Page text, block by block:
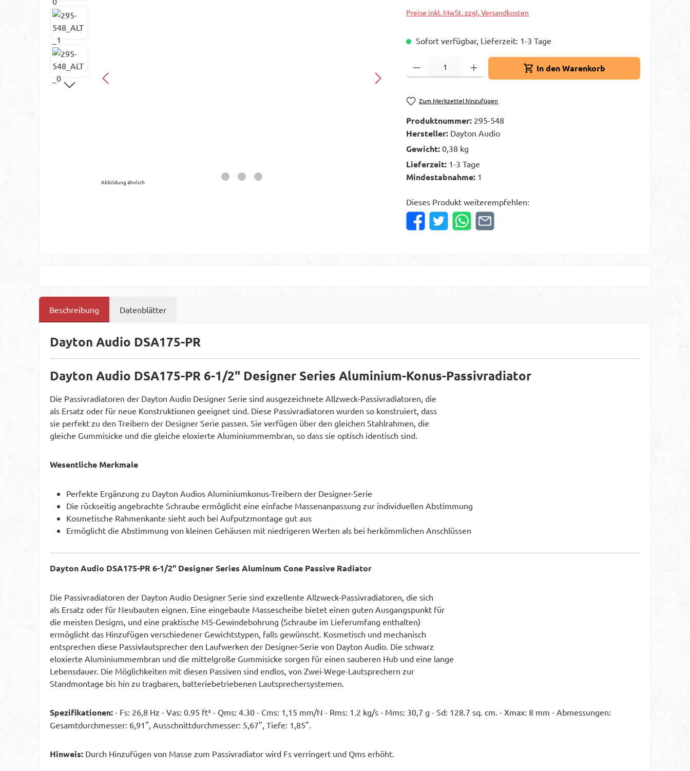
Abbildung ähnlich
Preise inkl. MwSt. zzgl. Versandkosten
Sofort verfügbar, Lieferzeit: 1-3 Tage
Produkt Anzahl: Gib den gewünschten Wert ein oder benutze die Schaltflächen um die
In den Warenkorb
Zum Merkzettel hinzufügen
Produktnummer: 295-548
Hersteller: Dayton Audio
Gewicht:0,38 kg
Lieferzeit: 1-3 Tage
Mindestabnahme: 1
Dieses Produkt weiterempfehlen:
Beschreibung Datenblätter
Dayton Audio DSA175-PR
Dayton Audio DSA175-PR 6-1/2" Designer Series Aluminium-Konus-Passivradiator
Die Passivradiatoren der Dayton Audio Designer Serie sind ausgezeichnete Allzweck-Passivradiatoren, die
als Ersatz oder für neue Konstruktionen geeignet sind. Diese Passivradiatoren wurden so konstruiert, dass
sie perfekt zu den Treibern der Designer Serie passen. Sie verfügen über den gleichen Stahlrahmen, die
gleiche Gummisicke und die gleiche eloxierte Aluminiummembran, so dass sie optisch identisch sind.
Wesentliche Merkmale
Perfekte Ergänzung zu Dayton Audios Aluminiumkonus-Treibern der Designer-Serie
Die rückseitig angebrachte Schraube ermöglicht eine einfache Massenanpassung zur individuellen Abstimmung
Kosmetische Rahmenkante sieht auch bei Aufputzmontage gut aus
Ermöglicht die Abstimmung von kleinen Gehäusen mit niedrigeren Werten als bei herkömmlichen Anschlüssen
Dayton Audio DSA175-PR 6-1/2" Designer Series Aluminum Cone Passive Radiator
Die Passivradiatoren der Dayton Audio Designer Serie sind exzellente Allzweck-Passivradiatoren, die sich
als Ersatz oder für Neubauten eignen. Eine eingebaute Massescheibe bietet einen guten Ausgangspunkt für
die meisten Designs, und eine praktische M5-Gewindebohrung (Schraube im Lieferumfang enthalten)
ermöglicht das Hinzufügen verschiedener Gewichtstypen, falls gewünscht. Kosmetisch und mechanisch
entsprechen diese Passivlautsprecher den Laufwerken der Designer-Serie von Dayton Audio. Die schwarz
eloxierte Aluminiummembran und die mittelgroße Gummisicke sorgen für einen sauberen Hub und eine lange
Lebensdauer. Die Möglichkeiten mit diesen Passiven sind endlos, von Zwei-Wege-Lautsprechern zur
Standmontage bis hin zu tragbaren, batteriebetriebenen Lautsprechersystemen.
Spezifikationen: - Fs: 26,8 Hz - Vas: 0.95 ft³ - Qms: 4.30 - Cms: 1,15 mm/N - Rms: 1.2 kg/s - Mms: 30,7 g - Sd: 128.7 sq. cm. - Xmax: 8 mm - Abmessungen:
Gesamtdurchmesser: 6,91", Ausschnittdurchmesser: 5,67", Tiefe: 1,85".
Hinweis: Durch Hinzufügen von Masse zum Passivradiator wird Fs verringert und Qms erhöht.